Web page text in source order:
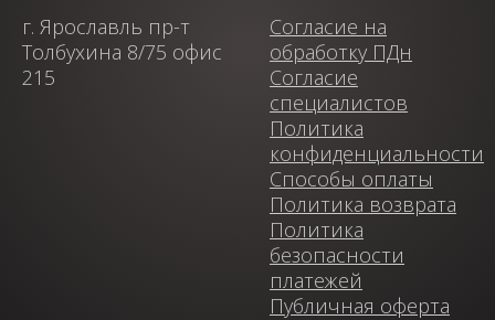
г. Ярославль пр-т
Толбухина 8/75 офис
215
Согласие на
обработку ПДн
Согласие
специалистов
Политика
конфиденциальности
Способы оплаты
Политика возврата
Политика
безопасности
платежей
Публичная оферта